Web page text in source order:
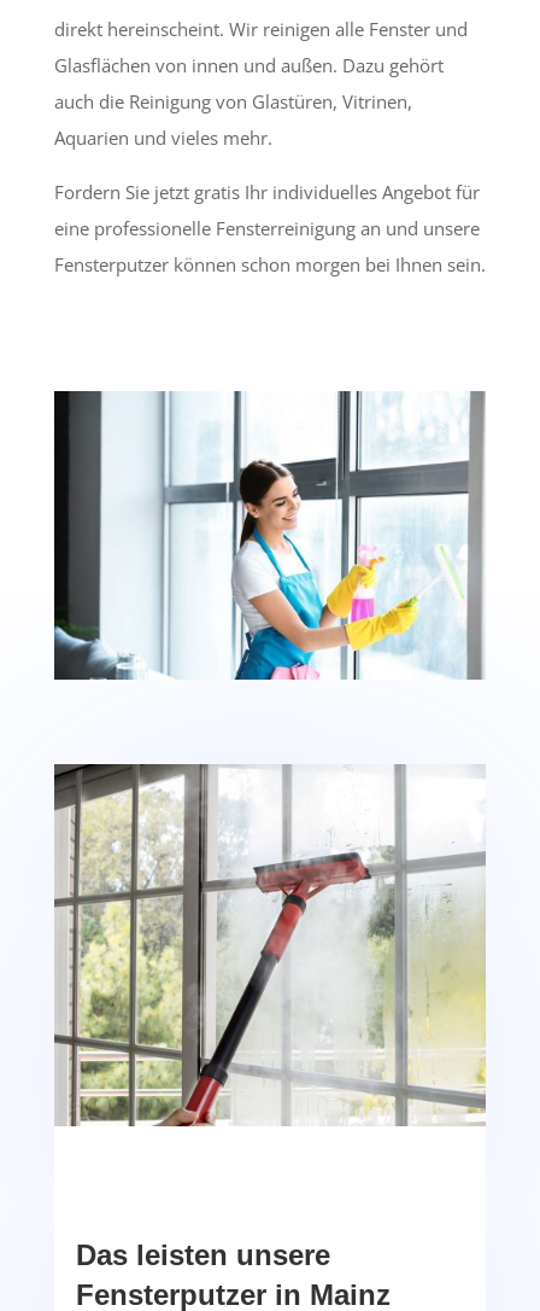
direkt hereinscheint. Wir reinigen alle Fenster und
Glasflächen von innen und außen. Dazu gehört
auch die Reinigung von Glastüren, Vitrinen,
Aquarien und vieles mehr.
Fordern Sie jetzt gratis Ihr individuelles Angebot für
eine professionelle Fensterreinigung an und unsere
Fensterputzer können schon morgen bei Ihnen sein.
Das leisten unsere
Fensterputzer in Mainz